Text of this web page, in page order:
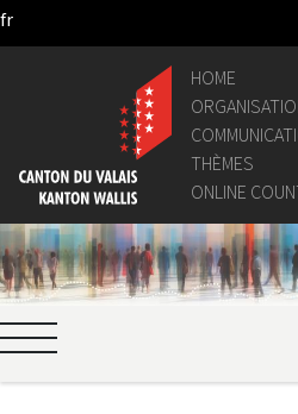
Skip to Main Content
fr
HOME
THÈMES
ONLINE